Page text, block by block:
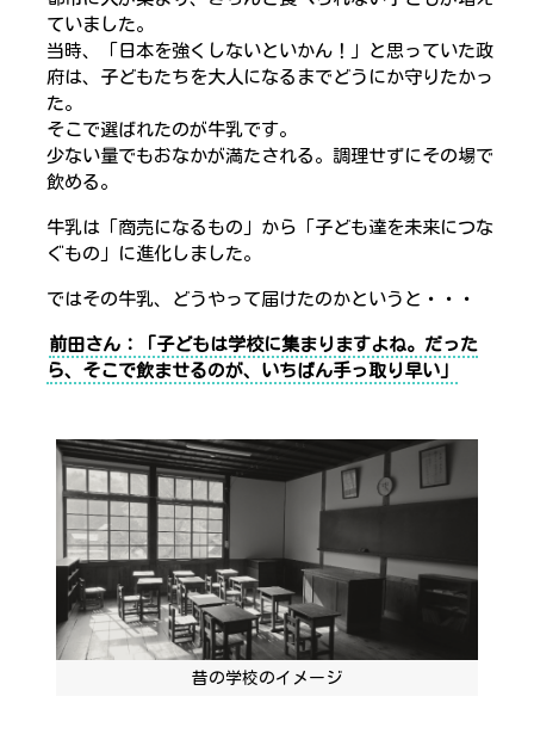
ていました。
当時、「日本を強くしないといかん！」と思っていた政
府は、子どもたちを大人になるまでどうにか守りたかっ
た。
そこで選ばれたのが牛乳です。
少ない量でもおなかが満たされる。調理せずにその場で
飲める。
牛乳は「商売になるもの」から「子ども達を未来につな
ぐもの」に進化しました。
ではその牛乳、どうやって届けたのかというと・・・
前田さん：「子どもは学校に集まりますよね。だった
ら、そこで飲ませるのが、いちばん手っ取り早い」
昔の学校のイメージ